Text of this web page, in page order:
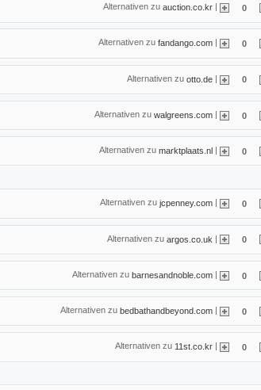
Alternativen zu auction.co.kr | 0
Alternativen zu fandango.com 0
Alternativen zu otto.de | 0
Alternativen zu walgreens.com | 0
Alternativen zu marktplaats.nl | 0
Alternativen zu jcpenney.com 0
Alternativen zu argos.co.uk | 0
Alternativen zu barnesandnoble.com | 0
Alternativen zu bedbathandbeyond.com | 0
Alternativen zu 11st.co.kr 0